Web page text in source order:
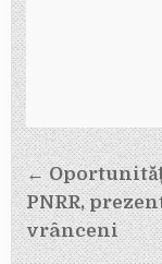
Navigare
în
articole
←
PNRR,
vrânceni